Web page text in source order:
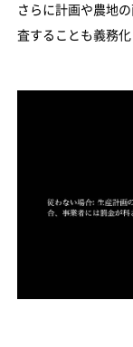
さらに計画や農地
査することも義務化